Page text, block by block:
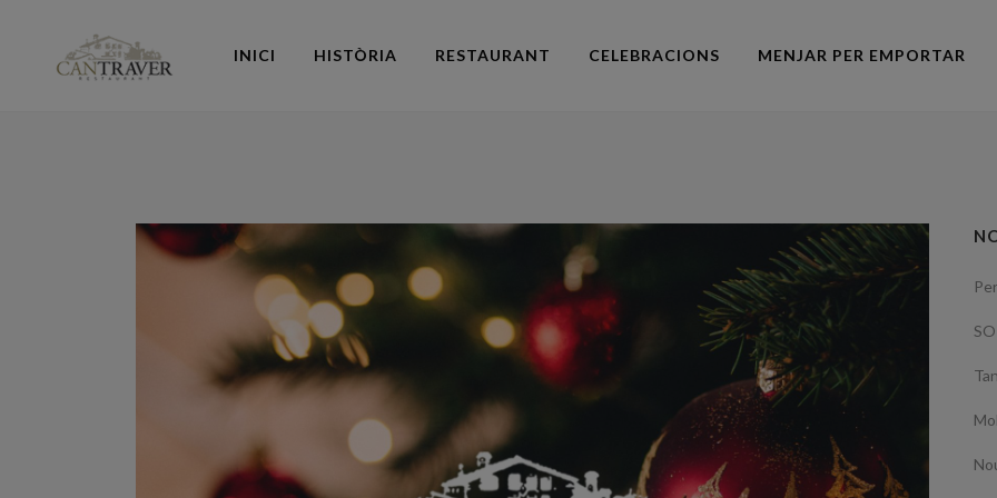
INICI HISTÒRIA RESTAURANT CELEBRACIONS MENJAR PER EMPORTAR